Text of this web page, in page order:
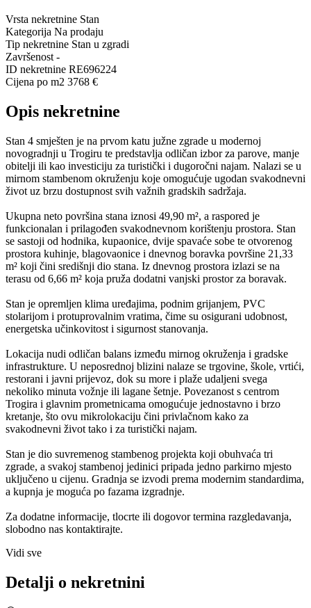
Vrsta nekretnine Stan
Kategorija Na prodaju
Tip nekretnine Stan u zgradi
Završenost -
ID nekretnine RE696224
Cijena po m2 3768 €
Opis nekretnine
Stan 4 smješten je na prvom katu južne zgrade u modernoj
novogradnji u Trogiru te predstavlja odličan izbor za parove, manje
obitelji ili kao investiciju za turistički i dugoročni najam. Nalazi se u
mirnom stambenom okruženju koje omogućuje ugodan svakodnevni
život uz brzu dostupnost svih važnih gradskih sadržaja.
Ukupna neto površina stana iznosi 49,90 m², a raspored je
funkcionalan i prilagođen svakodnevnom korištenju prostora. Stan
se sastoji od hodnika, kupaonice, dvije spavaće sobe te otvorenog
prostora kuhinje, blagovaonice i dnevnog boravka površine 21,33
m² koji čini središnji dio stana. Iz dnevnog prostora izlazi se na
terasu od 6,66 m² koja pruža dodatni vanjski prostor za boravak.
Stan je opremljen klima uređajima, podnim grijanjem, PVC
stolarijom i protuprovalnim vratima, čime su osigurani udobnost,
energetska učinkovitost i sigurnost stanovanja.
Lokacija nudi odličan balans između mirnog okruženja i gradske
infrastrukture. U neposrednoj blizini nalaze se trgovine, škole, vrtići,
restorani i javni prijevoz, dok su more i plaže udaljeni svega
nekoliko minuta vožnje ili lagane šetnje. Povezanost s centrom
Trogira i glavnim prometnicama omogućuje jednostavno i brzo
kretanje, što ovu mikrolokaciju čini privlačnom kako za
svakodnevni život tako i za turistički najam.
Stan je dio suvremenog stambenog projekta koji obuhvaća tri
zgrade, a svakoj stambenoj jedinici pripada jedno parkirno mjesto
uključeno u cijenu. Gradnja se izvodi prema modernim standardima,
a kupnja je moguća po fazama izgradnje.
Za dodatne informacije, tlocrte ili dogovor termina razgledavanja,
slobodno nas kontaktirajte.
Vidi sve
Detalji o nekretnini